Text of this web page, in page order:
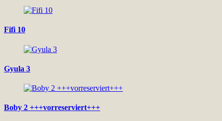
Fifi 10
Gyula 3
Boby 2 +++vorreserviert+++